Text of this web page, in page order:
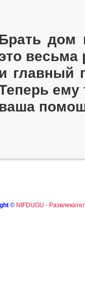
дом
весьма
и главный
ему
ваша
© NIFDUGU -